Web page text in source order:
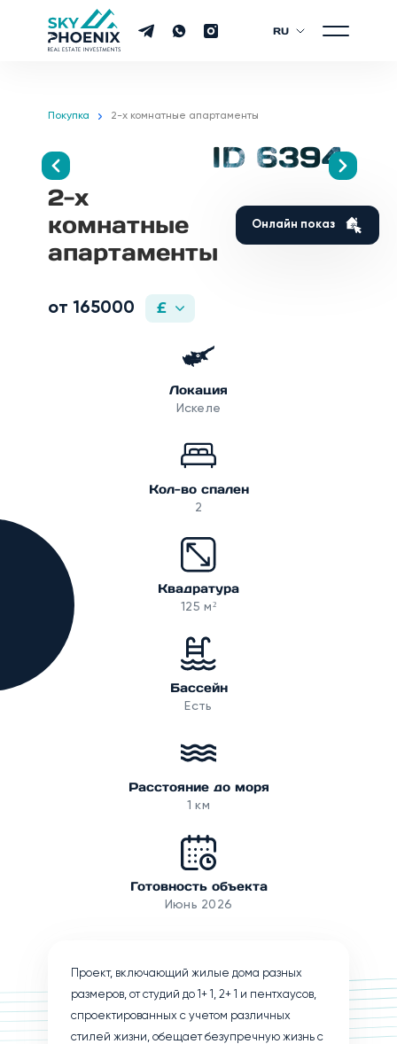
RU
ID 6394
Покупка 2-х комнатные апартаменты
2-х
комнатные
апартаменты
Онлайн показ
от 165000 £
Локация
Искеле
Кол-во спален
2
Квадратура
125 м²
Бассейн
Есть
Расстояние до моря
1 км
Готовность объекта
Июнь 2026
Проект, включающий жилые дома разных
размеров, от студий до 1+ 1, 2+ 1 и пентхаусов,
спроектированных с учетом различных
стилей жизни, обещает безупречную жизнь с